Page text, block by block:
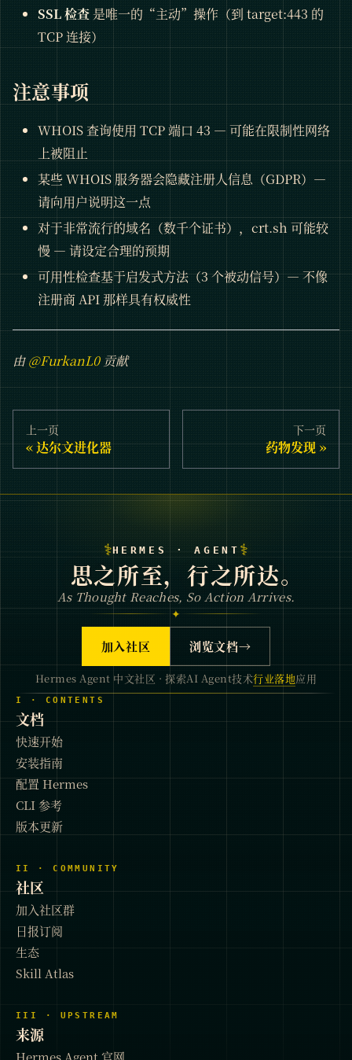
SSL 检查是唯一的“主动”操作（到 target:443 的
TCP 连接）
注意事项
WHOIS 查询使用 TCP 端口 43 — 可能在限制性网络
上被阻止
某些 WHOIS 服务器会隐藏注册人信息（GDPR）—
请向用户说明这一点
对于非常流行的域名（数千个证书），crt.sh 可能较
慢 — 请设定合理的预期
可用性检查基于启发式方法（3 个被动信号）— 不像
注册商 API 那样具有权威性
由@FurkanL0贡献
上一页
达尔文进化器
下一页
药物发现
⚕HERMES · AGENT ⚕
思之所至，行之所达。
As Thought Reaches, So Action Arrives.
✦
加入社区 浏览文档→
Hermes Agent 中文社区 · 探索AI Agent技术行业落地应用
I · CONTENTS
文档
快速开始
安装指南
配置 Hermes
CLI 参考
版本更新
II · COMMUNITY
社区
加入社区群
日报订阅
生态
Skill Atlas
III · UPSTREAM
来源
Hermes Agent 官网